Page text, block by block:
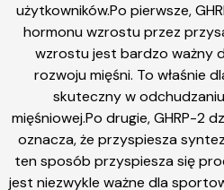
użytkowników.Po pierwsze,
hormonu wzrostu przez
wzrostu jest bardzo ważny
rozwoju mięśni. To właśnie
skuteczny w
mięśniowej.Po drugie, GHRP-2
oznacza, że przyspiesza
ten sposób przyspiesza się
jest niezwykle ważne dla